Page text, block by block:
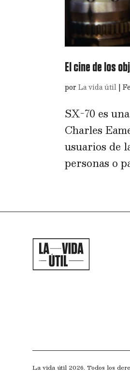
El cine de los
porLa vida útil |
SX-70 es
Charles
usuarios de
personas o
La vida útil 2026. Todos los